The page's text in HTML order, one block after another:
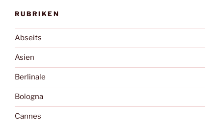
RUBRIKEN
Abseits
Asien
Berlinale
Bologna
Cannes